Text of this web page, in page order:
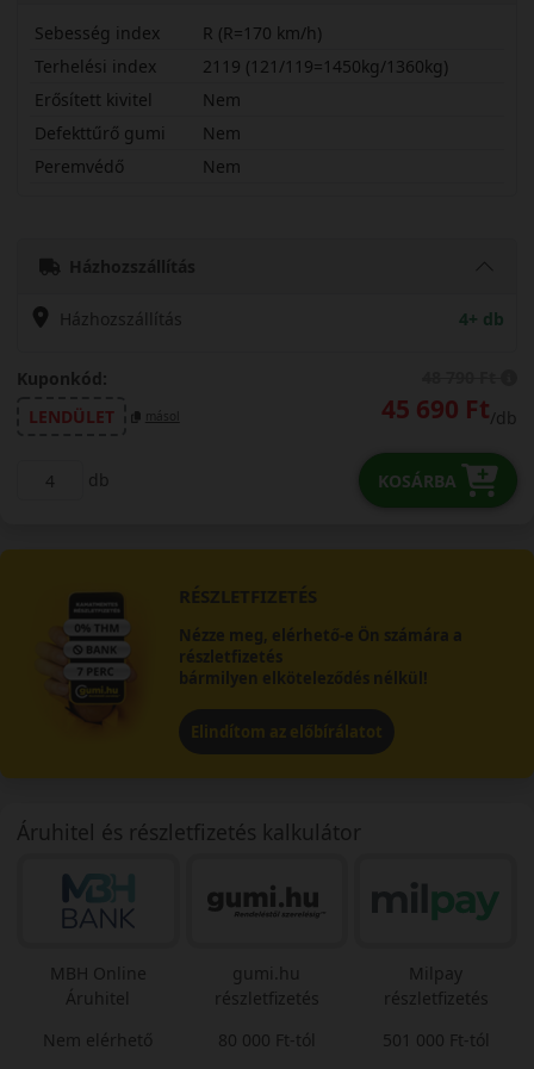
Sebesség index
R (R=170 km/h)
Terhelési index
2119 (121/119=1450kg/1360kg)
Erősített kivitel
Nem
Defekttűrő gumi
Nem
Peremvédő
Nem
Házhozszállítás
Házhozszállítás 4+ db
Kuponkód:
LENDÜLET
másol 45 690 Ft/db
db KOSÁRBA
RÉSZLETFIZETÉS
Nézze meg, elérhető-e Ön számára a
részletfizetés
bármilyen elköteleződés nélkül!
Elindítom az előbírálatot
Áruhitel és részletfizetés kalkulátor
MBH Online
Áruhitel
Nem elérhető
gumi.hu
részletfizetés
80 000 Ft-tól
Milpay
részletfizetés
501 000 Ft-tól